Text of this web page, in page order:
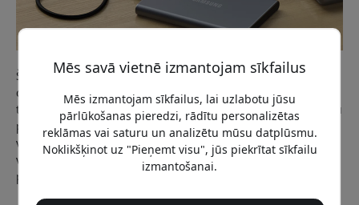
Šis izaicinājums ir īpaši jūtams MacBook lietotājiem un
citiem mūsdienu klēpjdatoru lietotājiem, jo dizaina
tendence virzās uz plānākiem korpusiem ar mazāk integrētu
pieslēgvietu. Tehnoloģijām attīstoties, arvien svarīgāka kļūst
vajadzība pēc risinājuma, kas spēj vienlaikus apstrādāt
vairākus savienojumus un atbalstīt mūsdienu ātro datu
pārraides standartu.
Mēs savā vietnē izmantojam sīkfailus
Mēs izmantojam sīkfailus, lai uzlabotu jūsu
pārlūkošanas pieredzi, rādītu personalizētas
reklāmas vai saturu un analizētu mūsu datplūsmu.
Noklikšķinot uz "Pieņemt visu", jūs piekrītat sīkfailu
izmantošanai.